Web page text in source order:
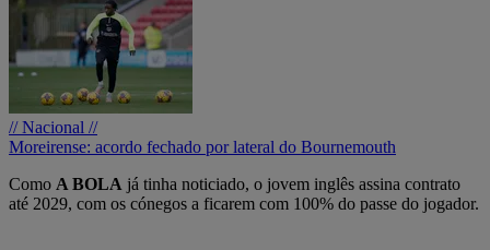
// Nacional //
Moreirense: acordo fechado por lateral do Bournemouth
Como A BOLA já tinha noticiado, o jovem inglês assina contrato
até 2029, com os cónegos a ficarem com 100% do passe do jogador.